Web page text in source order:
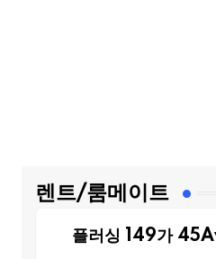
렌트/룸메이트
플러싱 149가